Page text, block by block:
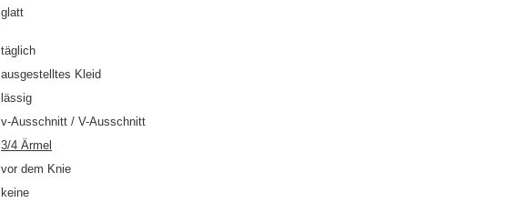
glatt
täglich
ausgestelltes Kleid
lässig
v-Ausschnitt / V-Ausschnitt
3/4 Ärmel
vor dem Knie
keine